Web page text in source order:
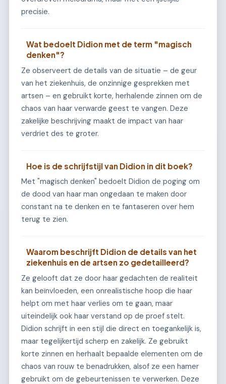
precisie.
Wat bedoelt Didion met de term "magisch
denken"?
Ze observeert de details van de situatie – de geur
van het ziekenhuis, de onzinnige gesprekken met
artsen – en gebruikt korte, herhalende zinnen om de
chaos van haar verwarde geest te vangen. Deze
zakelijke beschrijving maakt de impact van haar
verdriet des te groter.
Hoe is de schrijfstijl van Didion in dit boek?
Met "magisch denken" bedoelt Didion de poging om
de dood van haar man ongedaan te maken door
constant na te denken en te fantaseren over hem
terug te zien.
Waarom beschrijft Didion de details van het
ziekenhuis en de artsen zo gedetailleerd?
Ze gelooft dat ze door haar gedachten de realiteit
kan beïnvloeden, een onrealistische hoop die haar
helpt om met haar verlies om te gaan, maar
uiteindelijk ook haar verstand op de proef stelt.
Didion schrijft in een stijl die direct en toegankelijk is,
maar tegelijkertijd scherp en zakelijk. Ze gebruikt
korte zinnen en herhaalt bepaalde elementen om de
chaos van rouw te benadrukken, alsof ze een hamer
gebruikt om de gebeurtenissen te verwerken. Deze